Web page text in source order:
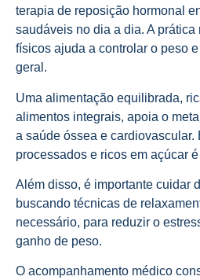
terapia de reposição hormonal
saudáveis no dia a dia. A
físicos ajuda a controlar o peso
geral.
Uma alimentação equilibrada,
alimentos integrais, apoia o
a saúde óssea e cardiovascular.
processados e ricos em açúcar
Além disso, é importante cuidar
buscando técnicas de
necessário, para reduzir o
ganho de peso.
O acompanhamento médico